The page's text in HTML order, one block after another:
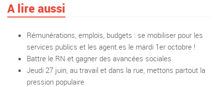
A lire aussi
Rémunérations, emplois, budgets : se mobiliser pour les
services publics et les agent.es le mardi 1er octobre !
Battre le RN et gagner des avancées sociales
Jeudi 27 juin, au travail et dans la rue, mettons partout la
pression populaire